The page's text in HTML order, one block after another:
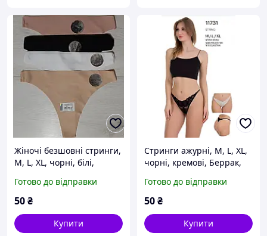
Жіночі безшовні стринги,
M, L, XL, чорні, білі,
Готово до відправки
50₴
Купити
Стринги ажурні, M, L, XL,
чорні, кремові, Беррак,
Готово до відправки
50₴
Купити